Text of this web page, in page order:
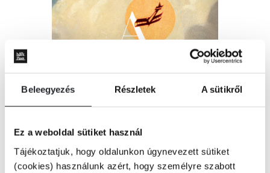
Beleegyezés Részletek A sütikről
Ez a weboldal sütiket használ
Tájékoztatjuk, hogy oldalunkon úgynevezett sütiket
(cookies) használunk azért, hogy személyre szabott